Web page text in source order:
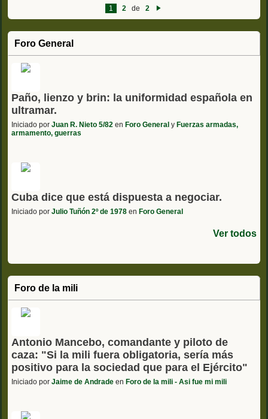
1 2 de
2
ui
Foro General
Paño, lienzo y brin: la uniformidad española en
ultramar.
Iniciado por Juan R. Nieto 5/82 en Foro General y Fuerzas armadas,
armamento, guerras
Cuba dice que está dispuesta a negociar.
Iniciado por Julio Tuñón 2º de 1978 en Foro General
Ver todos
Foro de la mili
Antonio Mancebo, comandante y piloto de
caza: "Si la mili fuera obligatoria, sería más
positivo para la sociedad que para el Ejército"
Iniciado por Jaime de Andrade en Foro de la mili - Asi fue mi mili